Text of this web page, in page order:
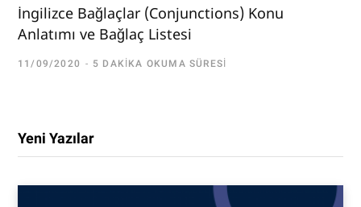
İngilizce Bağlaçlar (Conjunctions) Konu
Anlatımı ve Bağlaç Listesi
11/09/2020 5 DAKIKA OKUMA SÜRESI
Yeni Yazılar